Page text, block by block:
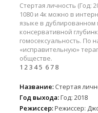
2024
2023
2022
2021
Русские
Зарубежные
Стертая личность (Год:
1080 и 4к можно в
языке в дублированном
консервативной
гомосексуальность. По
«исправительную»
обществе.
1 23 45 67 8
Название: Стертая
Год выхода:Год: 2018
Режиссер:Режиссер: